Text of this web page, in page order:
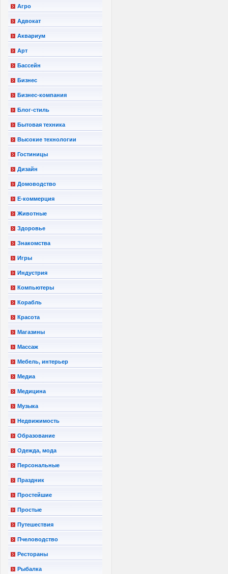
Агро
Адвокат
Аквариум
Арт
Бассейн
Бизнес
Бизнес-компания
Блог-стиль
Бытовая техника
Высокие технологии
Гостиницы
Дизайн
Домоводство
Е-коммерция
Животные
Здоровье
Знакомства
Игры
Индустрия
Компьютеры
Корабль
Красота
Магазины
Массаж
Мебель, интерьер
Медиа
Медицина
Музыка
Недвижимость
Образование
Одежда, мода
Персональные
Праздник
Простейшие
Простые
Путешествия
Пчеловодство
Рестораны
Рыбалка